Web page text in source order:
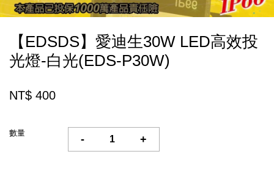
【EDSDS】愛迪生30W LED高效投
光燈-白光(EDS-P30W)
NT$ 400
數量
- +